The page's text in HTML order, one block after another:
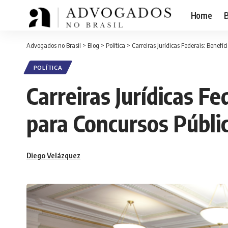
Home
Advogados no Brasil > Blog > Política > Carreiras Jurídicas Federais:
POLÍTICA
Carreiras Jurídicas
para Concursos
Diego Velázquez